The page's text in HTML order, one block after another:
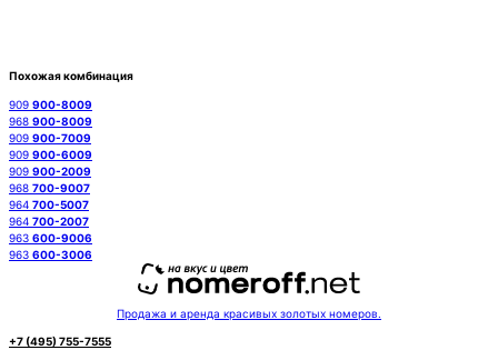
Похожая комбинация
909 900-8009
968 900-8009
909 900-7009
909 900-6009
909 900-2009
968 700-9007
964 700-5007
964 700-2007
963 600-9006
963 600-3006
Продажа и аренда красивых золотых номеров.
+7 (495) 755-7555